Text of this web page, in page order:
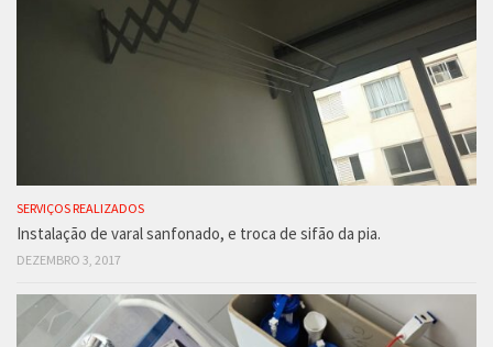
SERVIÇOS REALIZADOS
Instalação de varal sanfonado, e troca de sifão da pia.
DEZEMBRO 3, 2017